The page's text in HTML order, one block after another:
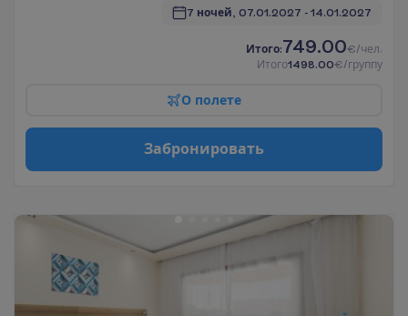
7 ночей, 07.01.2027 - 14.01.2027
И того:749.00€/чел.
Итого1498.00€/группу
О полете
Забронировать